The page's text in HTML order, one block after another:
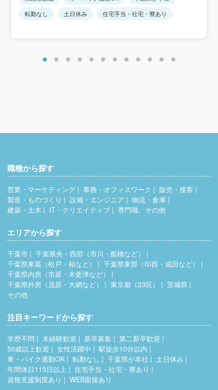
15,000円など
年収550万円／40歳
転勤なし
土日休み 住宅手当・社宅・寮あり
職種から探す
営業・マーケティング 事務・オフィスワーク
販売・接客
製造・ものづくり
設備・エンジニア
物流・倉庫
建築・土木
IT・クリエイティブ 専門職、その他
エリアから探す
千葉市
千葉県央・西部（市川・船橋など）
千葉県東葛（松戸・柏など）
千葉県東部（印西・成田など）
千葉県内房（市原・木更津など）
千葉県外房（茂原・大網など）
東京都（23区）
茨城県
その他
注目キーワードから探す
学歴不問 未経験歓迎 新卒募集
第二新卒歓迎
50歳以上歓迎
女性活躍中
駅徒歩10分以内
車・バイク通勤OK
転勤なし 千葉県が本社
土日休み
年間休日115日以上
住宅手当・社宅・寮あり
資格支援制度あり
WEB面接あり